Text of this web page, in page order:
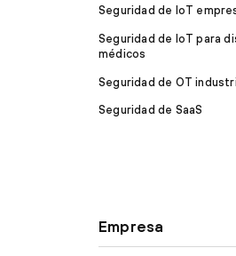
Seguridad de IoT
Seguridad de IoT para
médicos
Seguridad de OT
Seguridad de SaaS
Empresa